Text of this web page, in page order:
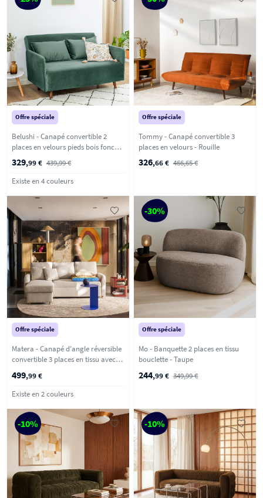
Offre spéciale
Belushi - Canapé convertible 2
places en velours pieds bois foncé -
Vert forêt
329,99 € 439,99 €
Existe en 4 couleurs
Offre spéciale
Tommy - Canapé convertible 3
places en velours - Rouille
326,66 € 466,65 €
Offre spéciale
Matera - Canapé d'angle réversible
convertible 3 places en tissu avec
499,99 €
Existe en 2 couleurs
-30%
Offre spéciale
Mo - Banquette 2 places en tissu
bouclette - Taupe
244,99 € 349,99 €
-10% -10%